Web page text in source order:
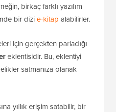
birkaç farklı yazılım
bir dizie-kitap alabilirler.
için gerçekten parladığı
eklentisidir. Bu, eklentiyi
satmanıza olanak
yıllık erişim satabilir, bir